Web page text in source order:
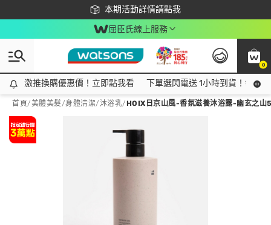
本期活動詳情請點我
下載app最高回饋$350
屈臣氏線上服務
0
激推換購優惠價！立即點我看
激推換購優惠價！立即點我看 下單選閃電送 1小時到貨！領神
首頁/美體美髮/身體清潔/沐浴乳/HOIX日京山風-香氛滋養沐浴露-幽玄之